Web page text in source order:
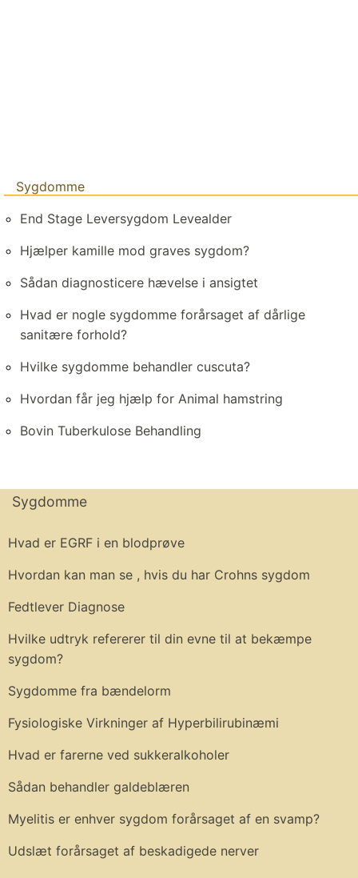
Sygdomme
End Stage Leversygdom Levealder
Hjælper kamille mod graves sygdom?
Sådan diagnosticere hævelse i ansigtet
Hvad er nogle sygdomme forårsaget af dårlige
sanitære forhold?
Hvilke sygdomme behandler cuscuta?
Hvordan får jeg hjælp for Animal hamstring
Bovin Tuberkulose Behandling
Sygdomme
Hvad er EGRF i en blodprøve
Hvordan kan man se , hvis du har Crohns sygdom
Fedtlever Diagnose
Hvilke udtryk refererer til din evne til at bekæmpe
sygdom?
Sygdomme fra bændelorm
Fysiologiske Virkninger af Hyperbilirubinæmi
Hvad er farerne ved sukkeralkoholer
Sådan behandler galdeblæren
Myelitis er enhver sygdom forårsaget af en svamp?
Udslæt forårsaget af beskadigede nerver